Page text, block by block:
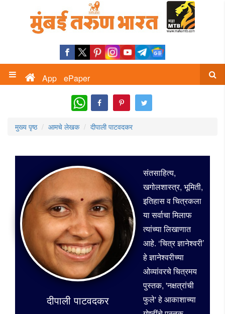
App ePaper
WhatsApp
मुख्य पृष्ठ आमचे लेखक दीपाली पाटवदकर
दीपाली पाटवदकर
संतसाहित्य,
खगोलशास्त्र, भूमिती,
इतिहास व चित्रकला
या सर्वाचा मिलाफ
त्यांच्या लिखाणात
आहे. ‘चित्र ज्ञानेश्वरी’
हे ज्ञानेश्वरीच्या
ओव्यांवरचे चित्रमय
पुस्तक, 'नक्षत्रांची
फुले' हे आकाशाच्या